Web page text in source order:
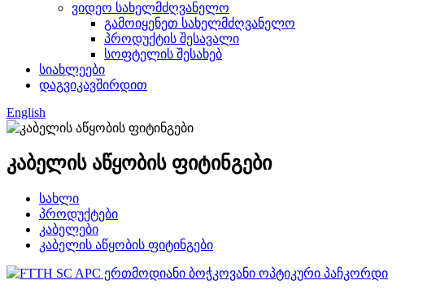
ვიდეო სახელმძღვანელო
გამოიყენეთ სახელმძღვანელო
პროდუქტის შესავალი
სოფტელის შესახებ
სიახლეები
დაგვიკავშირდით
English
კაბელის აწყობის ფიტინგები
სახლი
პროდუქტები
კაბელები
კაბელის აწყობის ფიტინგები